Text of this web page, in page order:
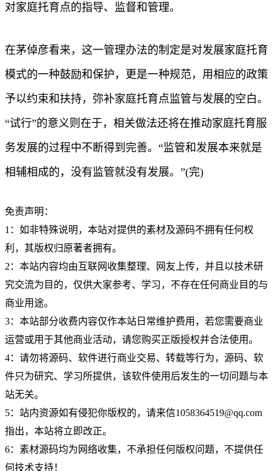
对家庭托育点的指导、监督和管理。
在茅倬彦看来，这一管理办法的制定是对发展家庭托育
模式的一种鼓励和保护，更是一种规范，用相应的政策
予以约束和扶持，弥补家庭托育点监管与发展的空白。
“试行”的意义则在于，相关做法还将在推动家庭托育服
务发展的过程中不断得到完善。“监管和发展本来就是
相辅相成的，没有监管就没有发展。”(完)
免责声明：
1：如非特殊说明，本站对提供的素材及源码不拥有任何权
利，其版权归原著者拥有。
2：本站内容均由互联网收集整理、网友上传，并且以技术研
究交流为目的，仅供大家参考、学习，不存在任何商业目的与
商业用途。
3：本站部分收费内容仅作本站日常维护费用，若您需要商业
运营或用于其他商业活动，请您购买正版授权并合法使用。
4：请勿将源码、软件进行商业交易、转载等行为，源码、软
件只为研究、学习所提供，该软件使用后发生的一切问题与本
站无关。
5：站内资源如有侵犯你版权的，请来信1058364519@qq.com
指出，本站将立即改正。
6：素材源码均为网络收集，不承担任何版权问题，不提供任
何技术支持！